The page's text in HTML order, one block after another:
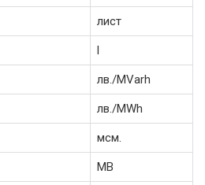
лист
l
лв./MVarh
лв./MWh
мсм.
MB